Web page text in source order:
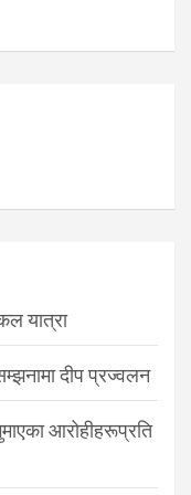
यात्रा
दीप प्रज्वलन
आरोहीहरूप्रति